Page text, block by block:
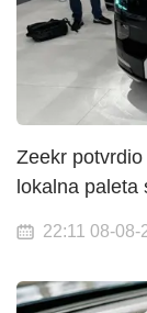
Zeekr
lokalna paleta
22:11 08-08-